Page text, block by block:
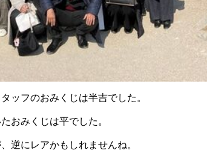
ッフのおみくじは半吉でした。
おみくじは平でした。
逆にレアかもしれませんね。